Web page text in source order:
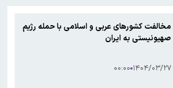
جهانی در یک دهه گذشته تقریباً دو برابر
بازنشستگی/ چه کسانی باید بیشتر کار کنند و
مخالفت کشورهای عربی و اسلامی با حمله رژیم
صهیونیستی به ایران
۱۴۰۴/۰۳/۲۷ ۰۰:۰۰